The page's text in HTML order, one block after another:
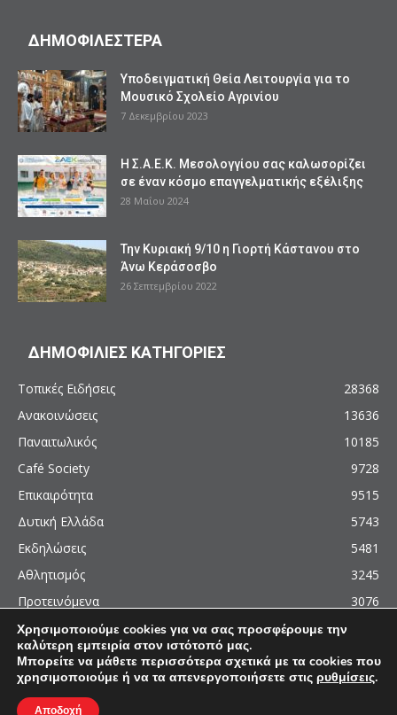
ΔΗΜΟΦΙΛΕΣΤΕΡΑ
Υποδειγματική Θεία Λειτουργία για το
Μουσικό Σχολείο Αγρινίου
7 Δεκεμβρίου 2023
Η Σ.Α.Ε.Κ. Μεσολογγίου σας καλωσορίζει
σε έναν κόσμο επαγγελματικής εξέλιξης
28 Μαΐου 2024
Την Κυριακή 9/10 η Γιορτή Κάστανου στο
Άνω Κεράσοσβο
26 Σεπτεμβρίου 2022
ΔΗΜΟΦΙΛΙΕΣ ΚΑΤΗΓΟΡΙΕΣ
Τοπικές Ειδήσεις
28368
Ανακοινώσεις
13636
Παναιτωλικός
10185
Café Society
9728
Επικαιρότητα
9515
Δυτική Ελλάδα
5743
Εκδηλώσεις
5481
Αθλητισμός
3245
Προτεινόμενα
3076
© 2011 - 2026 - AgrinioCulture.gr
This site is protected by reCAPTCHA and the Google
Χρησιμοποιούμε cookies για να σας προσφέρουμε την
καλύτερη εμπειρία στον ιστότοπό μας.
Μπορείτε να μάθετε περισσότερα σχετικά με τα cookies που
χρησιμοποιούμε ή να τα απενεργοποιήσετε στις ρυθμίσεις.
Αποδοχή